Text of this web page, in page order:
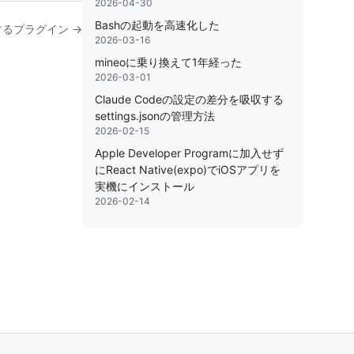
るプラグイン →
2026-04-30
Bashの起動を高速化した
2026-03-16
mineoに乗り換えて1年経った
2026-03-01
Claude Codeの設定の差分を吸収する
settings.jsonの管理方法
2026-02-15
Apple Developer Programに加入せず
にReact Native(expo)でiOSアプリを
実機にインストール
2026-02-14